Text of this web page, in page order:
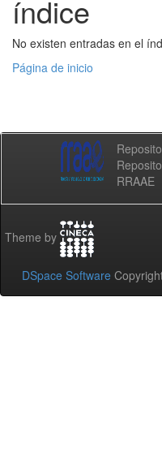
índice
No existen entradas en el
Página de inicio
RRAAE
Theme by
DSpace Software